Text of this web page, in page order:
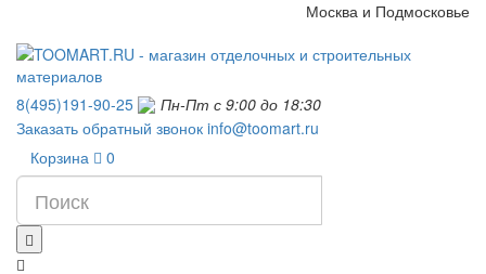
Москва и Подмосковье
8(495)191-90-25
Пн-Пт с 9:00 до 18:30
Заказать обратный звонок info@toomart.ru
Корзина
0